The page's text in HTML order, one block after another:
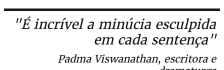
"É incrível a minúcia esculpida
em cada sentença"
Padma Viswanathan, escritora e